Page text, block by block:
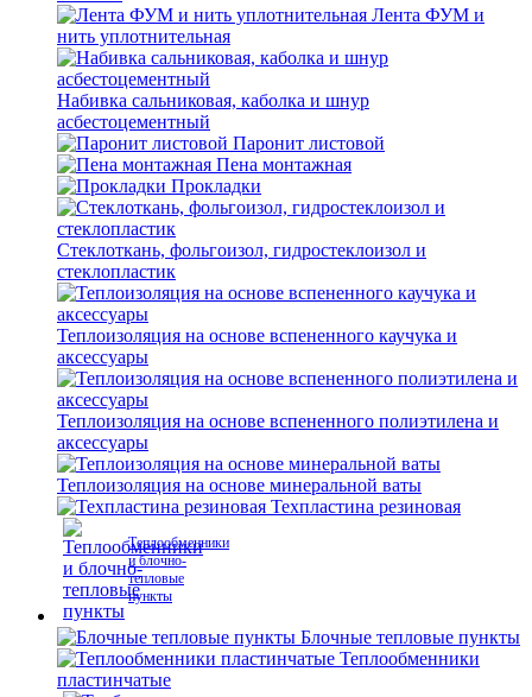
Лента ФУМ и
нить уплотнительная
Набивка сальниковая, каболка и шнур
асбестоцементный
Паронит листовой
Пена монтажная
Прокладки
Стеклоткань, фольгоизол, гидростеклоизол и
стеклопластик
Теплоизоляция на основе вспененного каучука и
аксессуары
Теплоизоляция на основе вспененного полиэтилена и
аксессуары
Теплоизоляция на основе минеральной ваты
Техпластина резиновая
Теплообменники
и блочно-
тепловые
пункты
Блочные тепловые пункты
Теплообменники
пластинчатые